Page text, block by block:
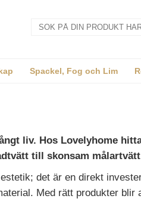
Spackel, Fog och Lim
liv. Hos Lovelyhome
till skonsam
det är en direkt
Med rätt produkter blir